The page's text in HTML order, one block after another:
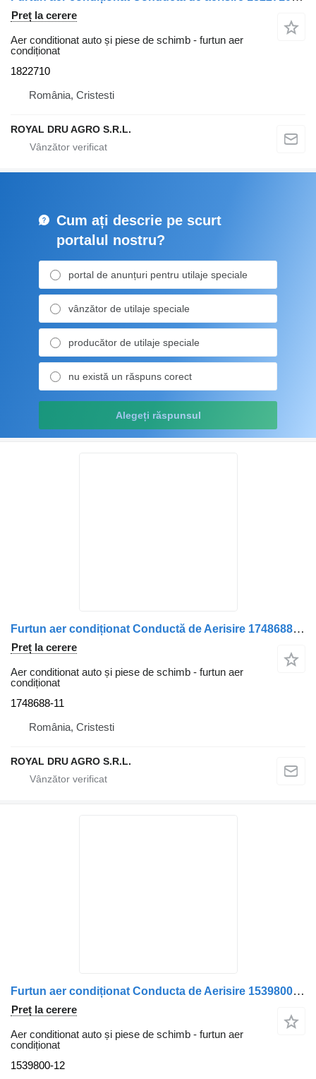
Preț la cerere
Aer conditionat auto și piese de schimb - furtun aer
condiționat
1822710
România, Cristesti
ROYAL DRU AGRO S.R.L.
Cum ați descrie pe scurt
portalul nostru?
portal de anunțuri pentru utilaje speciale
vânzător de utilaje speciale
producător de utilaje speciale
nu există un răspuns corect
Alegeți răspunsul
Furtun aer condiționat Conductă de Aerisire 1748688-11 pentru camion Carter pentru Scania – Cod
Preț la cerere
Aer conditionat auto și piese de schimb - furtun aer
condiționat
1748688-11
România, Cristesti
ROYAL DRU AGRO S.R.L.
Furtun aer condiționat Conducta de Aerisire 1539800-12 pentru camion Carter Scania – Cod 1539800
Preț la cerere
Aer conditionat auto și piese de schimb - furtun aer
condiționat
1539800-12